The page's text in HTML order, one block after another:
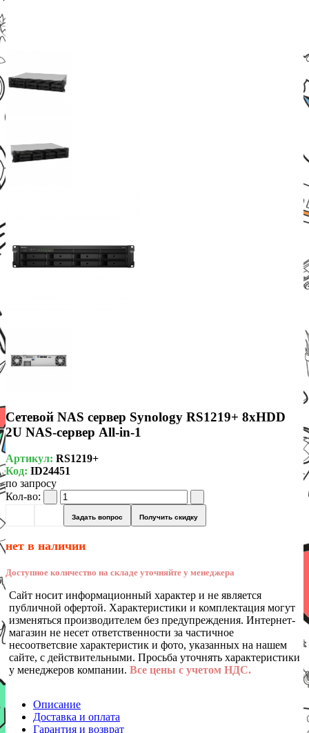
Сетевой NAS сервер Synology RS1219+ 8xHDD
2U NAS-сервер All-in-1
Артикул: RS1219+
Код: ID24451
по запросу
Кол-во:
Задать вопрос Получить скидку
нет в наличии
Доступное количество на складе уточняйте у менеджера
Сайт носит информационный характер и не является
публичной офертой. Характеристики и комплектация могут
изменяться производителем без предупреждения. Интернет-
магазин не несет ответственности за частичное
несоответсвие характеристик и фото, указанных на нашем
сайте, с действительными. Просьба уточнять характеристики
у менеджеров компании. Все цены с учетом НДС.
Описание
Доставка и оплата
Гарантия и возврат